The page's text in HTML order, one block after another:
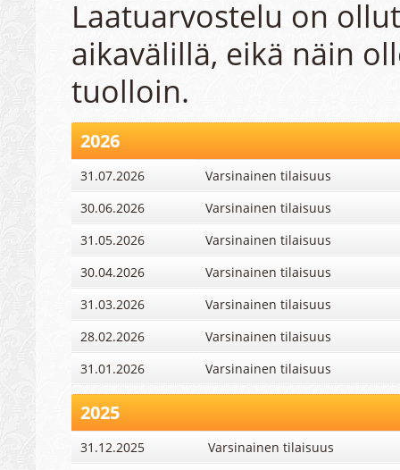
Laatuarvostelu on
aikavälillä, eikä näin
tuolloin.
2026
31.07.2026
Varsinainen tilaisuus
30.06.2026
Varsinainen tilaisuus
31.05.2026
Varsinainen tilaisuus
30.04.2026
Varsinainen tilaisuus
31.03.2026
Varsinainen tilaisuus
28.02.2026
Varsinainen tilaisuus
31.01.2026
Varsinainen tilaisuus
2025
31.12.2025
Varsinainen tilaisuus